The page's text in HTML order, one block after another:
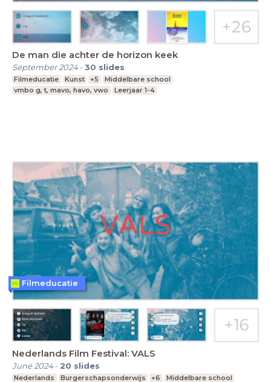
De man die achter de horizon keek
September 2024-30 slides
Filmeducatie Kunst +5
Middelbare school
vmbo g, t, mavo, havo, vwo
Leerjaar 1-4
Nederlands Film Festival: VALS
June 2024- 20 slides
Nederlands Burgerschapsonderwijs +6
Middelbare school
Filmeducatie